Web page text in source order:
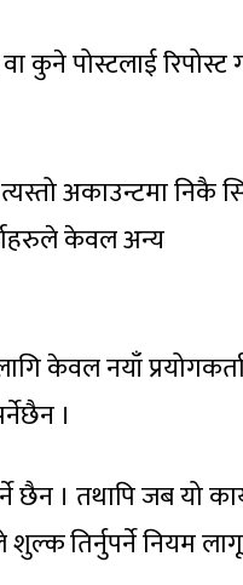
कुने पोस्टलाई रिपोस्ट
अकाउन्टमा निकै
केवल अन्य
केवल नयाँ
।
छैन । तथापि जब यो
तिर्नुपर्ने नियम